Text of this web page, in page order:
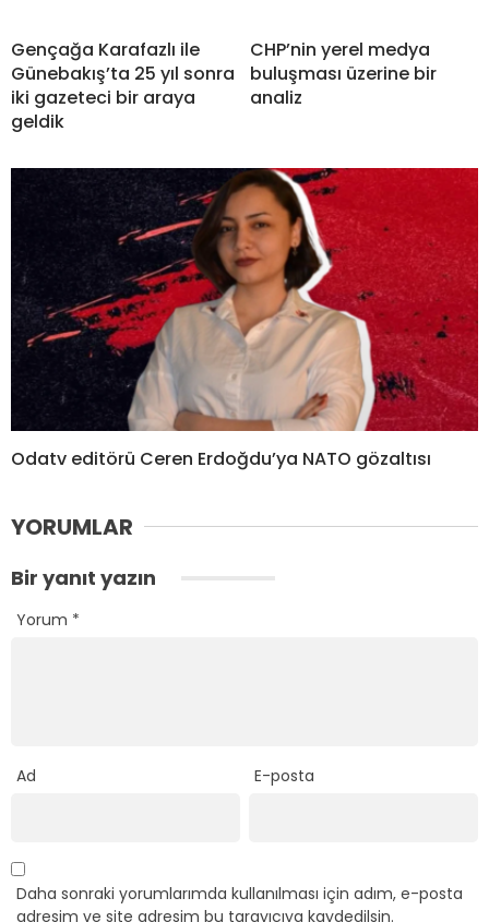
Gençağa Karafazlı ile
Günebakış’ta 25 yıl sonra
iki gazeteci bir araya
geldik
CHP’nin yerel medya
buluşması üzerine bir
analiz
Odatv editörü Ceren Erdoğdu’ya NATO gözaltısı
YORUMLAR
Bir yanıt yazın
Yorum *
Ad E-posta
Daha sonraki yorumlarımda kullanılması için adım, e-posta
adresim ve site adresim bu tarayıcıya kaydedilsin.